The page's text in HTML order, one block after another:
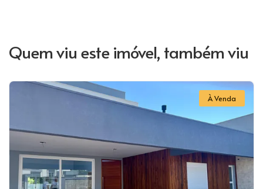
Quem viu este imóvel, também viu
À Venda